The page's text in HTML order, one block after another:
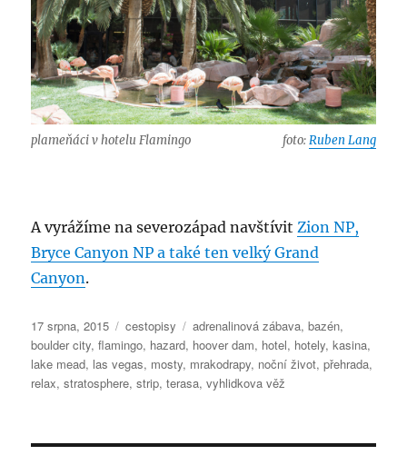
plameňáci v hotelu Flamingo foto:Ruben Lang
A vyrážíme na severozápad navštívitZion NP,
Bryce Canyon NP a také ten velký Grand
Canyon.
Publikováno:
17 srpna, 2015 Rubriky:
cestopisy Štítky:
adrenalinová zábava,bazén,
boulder city,flamingo, hazard, hoover dam, hotel, hotely,kasina,
lake mead, las vegas, mosty, mrakodrapy, noční život,přehrada,
relax,stratosphere,strip,terasa,vyhlidkova věž